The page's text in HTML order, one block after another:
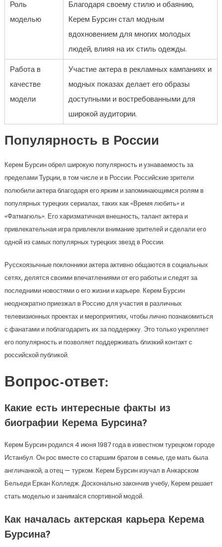
Роль
моделью
Благодаря своему стилю и обаянию,
Керем Бурсин стал модным
вдохновением для многих молодых
людей, влияя на их стиль одежды.
Работа в
качестве
модели
Участие актера в рекламных кампаниях и
модных показах делает его образы
доступными и востребованными для
широкой аудитории.
Популярность в России
Керем Бурсин обрел широкую популярность и узнаваемость за
пределами Турции, в том числе и в России. Российские зрители
полюбили актера благодаря его ярким и запоминающимся ролям в
популярных турецких сериалах, таких как «Время любить» и
«Фатмагюль». Его харизматичная внешность, талант актера и
привлекательная игра привлекли внимание зрителей и сделали его
одной из самых популярных турецких звезд в России.
Русскоязычные поклонники актера активно общаются в социальных
сетях, делятся своими впечатлениями от его работы и следят за
последними новостями о его жизни и карьере. Керем Бурсин
неоднократно приезжал в Россию для участия в различных
телевизионных проектах и мероприятиях, чтобы лично познакомиться
с фанатами и поблагодарить их за поддержку. Это только укрепляет
его популярность и позволяет поддерживать близкий контакт с
российской публикой.
Вопрос-ответ:
Какие есть интересные факты из
биографии Керема Бурсина?
Керем Бурсин родился 4 июня 1987 года в известном турецком городе
Истанбул. Он рос вместе со старшим братом в семье, где мать была
англичанкой, а отец — турком. Керем Бурсин изучал в Анкарском
Бельеди Еркан Колледж. Досконально закончив учебу, Керем решает
стать моделью и занимаlся спортивной модой.
Как началась актерская карьера Керема
Бурсина?